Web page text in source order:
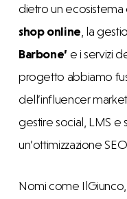
dietro un ecosistema
shop online , la
Barbone’ e i servizi
progetto abbiamo
dell’influencer
gestire social, LMS e
un’ottimizzazione
Nomi come IlGiunco